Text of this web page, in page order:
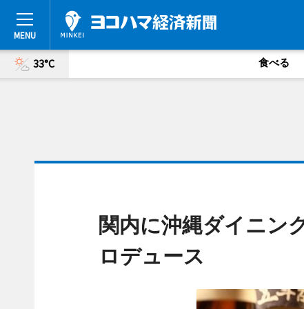
33°C 食べる
関内に沖縄ダイニン
ロデュース